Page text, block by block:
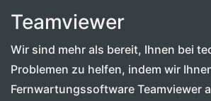
Teamviewer
Wir sind mehr als bereit, Ihnen bei
Problemen zu helfen, indem wir
Fernwartungssoftware Teamviewer